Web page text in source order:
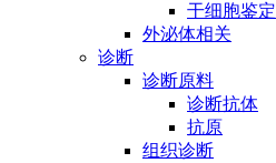
干细胞鉴定
外泌体相关
诊断
诊断原料
诊断抗体
抗原
组织诊断